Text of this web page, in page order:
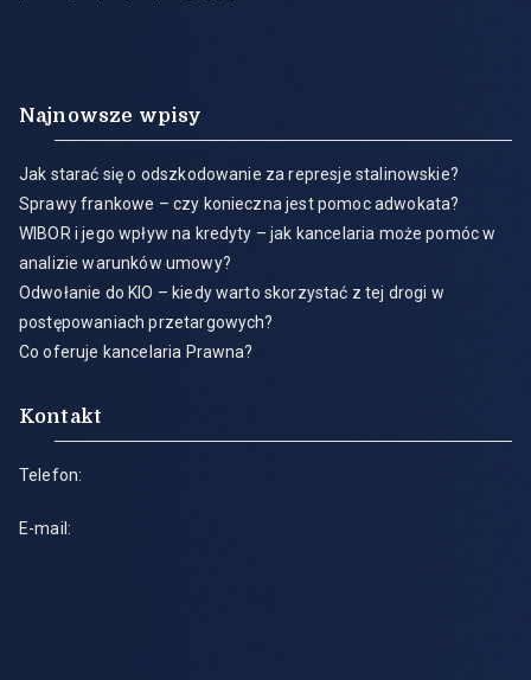
Najnowsze wpisy
Jak starać się o odszkodowanie za represje stalinowskie?
Sprawy frankowe – czy konieczna jest pomoc adwokata?
WIBOR i jego wpływ na kredyty – jak kancelaria może pomóc w
analizie warunków umowy?
Odwołanie do KIO – kiedy warto skorzystać z tej drogi w
postępowaniach przetargowych?
Co oferuje kancelaria Prawna?
Kontakt
Telefon:
E-mail: